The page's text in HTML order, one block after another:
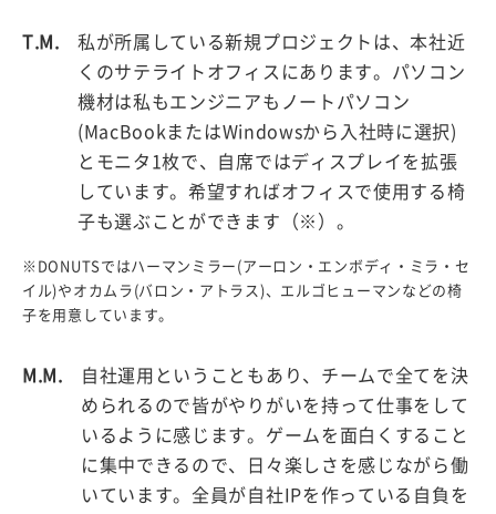
T.M.
私が所属している新規プロジェクトは、本社近
くのサテライトオフィスにあります。パソコン
機材は私もエンジニアもノートパソコン
(MacBookまたはWindowsから入社時に選択)
とモニタ1枚で、自席ではディスプレイを拡張
しています。希望すればオフィスで使用する椅
子も選ぶことができます（※）。
※DONUTSではハーマンミラー(アーロン・エンボディ・ミラ・セ
イル)やオカムラ(バロン・アトラス)、エルゴヒューマンなどの椅
子を用意しています。
M.M.
自社運用ということもあり、チームで全てを決
められるので皆がやりがいを持って仕事をして
いるように感じます。ゲームを面白くすること
に集中できるので、日々楽しさを感じながら働
いています。全員が自社IPを作っている自負を